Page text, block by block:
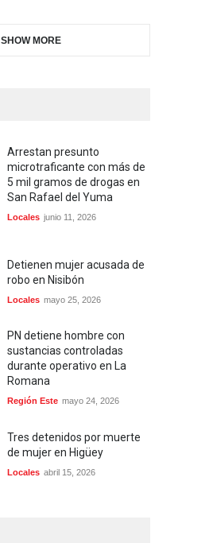
SHOW MORE
Arrestan presunto
microtraficante con más de
5 mil gramos de drogas en
San Rafael del Yuma
Locales junio 11, 2026
Detienen mujer acusada de
robo en Nisibón
Locales mayo 25, 2026
PN detiene hombre con
sustancias controladas
durante operativo en La
Romana
Región Este mayo 24, 2026
Tres detenidos por muerte
de mujer en Higüey
Locales abril 15, 2026